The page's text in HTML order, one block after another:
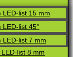
LED-list 15 mm
LED-list 45°
LED-list 7 mm
list 8 mm